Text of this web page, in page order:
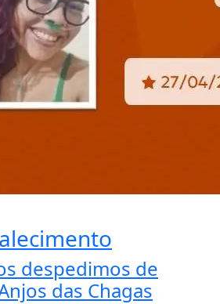
despedimos de
das Chagas